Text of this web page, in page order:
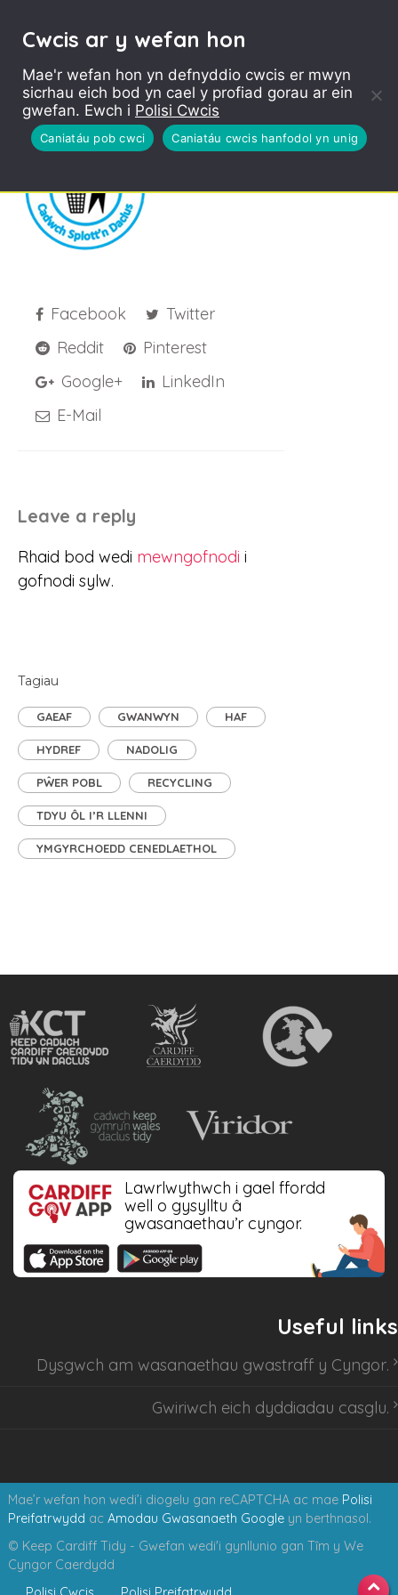
community_kst_logo
Facebook
Twitter
Reddit
Pinterest
Google+
LinkedIn
E-Mail
Leave a reply
Rhaid bod wedi mewngofnodi i
gofnodi sylw.
Tagiau
GAEAF GWANWYN HAF
HYDREF NADOLIG
PŴER POBL RECYCLING
TDYU ÔL I’R LLENNI
YMGYRCHOEDD CENEDLAETHOL
Lawrlwythwch i gael ffordd
well o gysylltu â
gwasanaethau’r cyngor.
Useful links
Dysgwch am wasanaethau gwastraff y Cyngor.
Gwiriwch eich dyddiadau casglu.
Cwcis ar y wefan hon
Mae'r wefan hon yn defnyddio cwcis er mwyn
sicrhau eich bod yn cael y profiad gorau ar ein
gwefan. Ewch i Polisi Cwcis
Caniatáu pob cwci Caniatáu cwcis hanfodol yn unig
Mae’r wefan hon wedi’i diogelu gan reCAPTCHA ac mae Polisi
Preifatrwydd ac Amodau Gwasanaeth Google yn berthnasol.
© Keep Cardiff Tidy - Gwefan wedi'i gynllunio gan Tȋm y We
Cyngor Caerdydd